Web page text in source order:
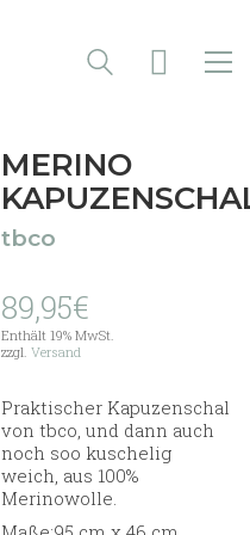
MERINO
tbco
89,95€
Enthält 19% MwSt.
zzgl. Versand
Praktischer Kapuzenschal
von tbco, und dann auch
noch soo kuschelig
weich, aus 100%
Merinowolle.